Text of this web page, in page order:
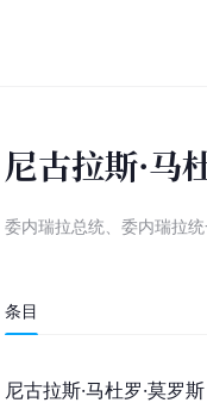
尼古拉斯·马
委内瑞拉总统、委内瑞拉
条目
尼古拉斯·马杜罗·莫